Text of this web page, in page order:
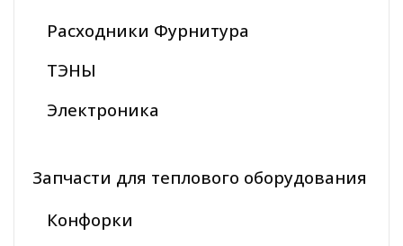
Расходники Фурнитура
ТЭНЫ
Электроника
Запчасти для теплового оборудования
Конфорки